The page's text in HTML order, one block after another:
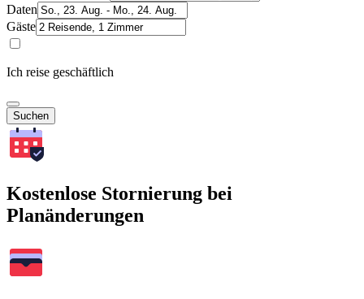
Daten
Gäste
Ich reise geschäftlich
Suchen
Kostenlose Stornierung bei
Planänderungen